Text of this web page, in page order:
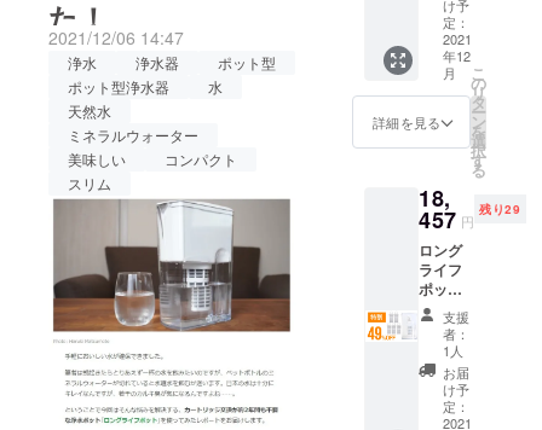
『ロングライフポット』の
掲載期間も残り７日間と
なってしまいました。最良
の製品がお届けできるよ
う、ただいま出荷に向けて
全力でとりかかっておりま
す。商品発送までお時間い
ただきますが、今しばらく
お待ちください。ご検討中
の方もそうでない方も、ぜ
ひ一度ページをご覧いただ
けますと幸いです。なにか
ご質問、ご不明点などござ
た！
2021/12/06 14:47
浄水 浄水器
ポット型
ポット型浄水器
水
天然水
ミネラルウォーター
美味しい
コンパクト
スリム
思い、クラ
ウドファン
ディングに
チャレンジ
いたしまし
た。皆様の
援を頂けま
すと幸いで
ございま
価格と
なりま
す。
定価格
25,630
（税・
送料込
み）の
44％OF
F 2022
旬頃か
ら、各
ECサイ
ト/自社
HP等で
一般販
売を予
定。 ※
税込
み、送
料込の
価格と
け予
定：
2021
年12
月
詳細を見る
こ
の
リ
タ
ー
ン
を
選
択
す
る
18,
457 円
残り29
ロング
ライフ
ポット
×1 交換
カート
リッジ
×5 一般
販売予
定価格
36,190
支援
者：
1人
お届
け予
定：
2021